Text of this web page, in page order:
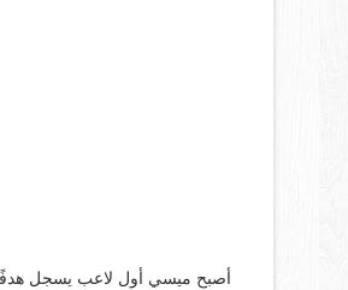
أصبح ميسي أول لاعب يسجل